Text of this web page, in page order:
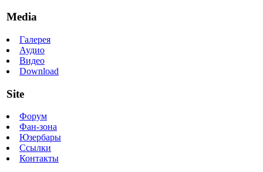
Media
Галерея
Аудио
Видео
Download
Site
Форум
Фан-зона
Юзербары
Ссылки
Контакты